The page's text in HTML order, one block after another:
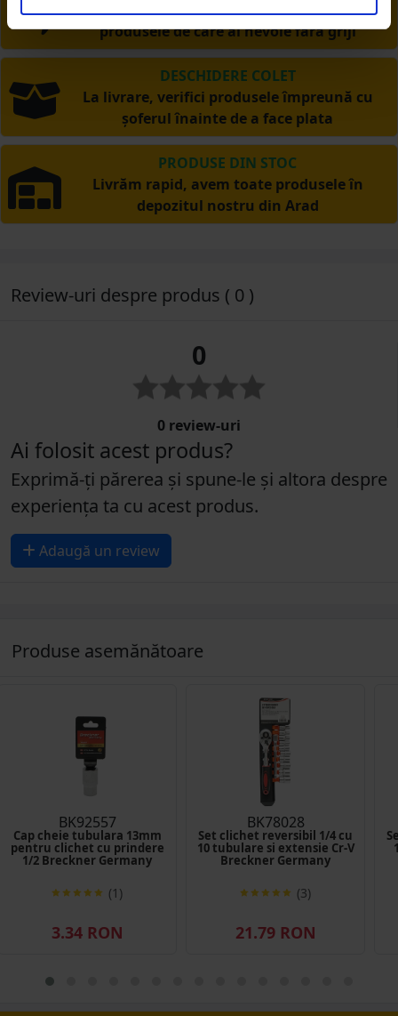
Ai posibilitate de retur în 30 zile, comandă
produsele de care ai nevoie fără griji
DESCHIDERE COLET
La livrare, verifici produsele împreună cu
șoferul înainte de a face plata
PRODUSE DIN STOC
Livrăm rapid, avem toate produsele în
depozitul nostru din Arad
Review-uri despre produs ( 0 )
0
0 review-uri
Ai folosit acest produs?
Exprimă-ți părerea și spune-le și altora despre
experiența ta cu acest produs.
Adaugă un review
Produse asemănătoare
BK92557
Cap cheie tubulara 13mm
pentru clichet cu prindere
1/2 Breckner Germany
(1)
3.34 RON
BK78028
Set clichet reversibil 1/4 cu
10 tubulare si extensie Cr-V
Breckner Germany
(3)
21.79 RON